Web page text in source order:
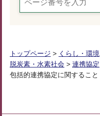
トップページ > くらし・環境
脱炭素・水素社会 > 連携協定
包括的連携協定に関すること